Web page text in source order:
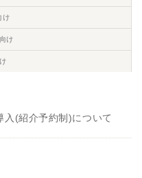
け
け
入(紹介予約制)について